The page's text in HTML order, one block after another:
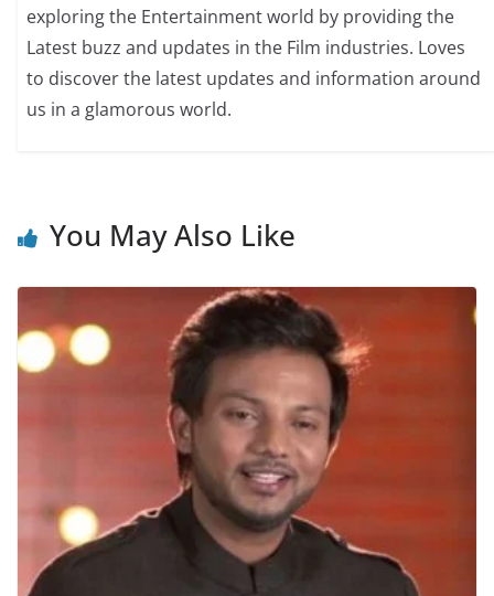
exploring the Entertainment world by providing the
Latest buzz and updates in the Film industries. Loves
to discover the latest updates and information around
us in a glamorous world.
You May Also Like